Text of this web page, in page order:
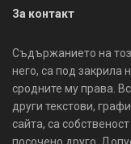
За контакт
Съдържанието на
него, са под закрила
сродните му права.
други текстови,
сайта, са
посочено друго.